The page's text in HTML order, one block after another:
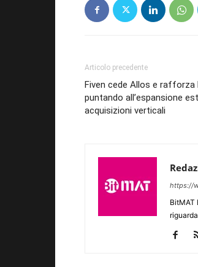
Articolo precedente
Fiven cede Allos e
puntando all’espansione
acquisizioni verticali
https://
BitMAT